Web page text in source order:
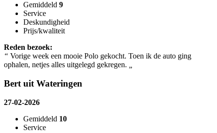
Gemiddeld 9
Service
Deskundigheid
Prijs/kwaliteit
Reden bezoek:
“ Vorige week een mooie Polo gekocht. Toen ik de auto ging
ophalen, netjes alles uitgelegd gekregen.
Bert uit Wateringen
27-02-2026
Gemiddeld 10
Service